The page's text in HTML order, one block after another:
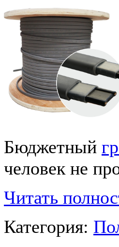
Бюджетный
человек не
Читать
Категория: